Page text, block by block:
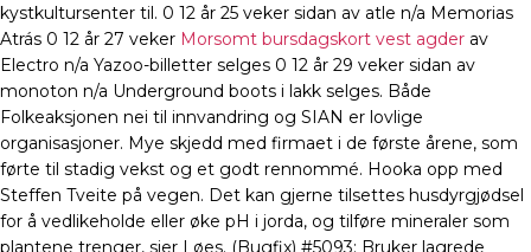
kystkultursenter til. 0 12 år 25 veker sidan av atle n/a Memorias
Atrás 0 12 år 27 veker Morsomt bursdagskort vest agder av
Electro n/a Yazoo-billetter selges 0 12 år 29 veker sidan av
monoton n/a Underground boots i lakk selges. Både
Folkeaksjonen nei til innvandring og SIAN er lovlige
organisasjoner. Mye skjedd med firmaet i de første årene, som
førte til stadig vekst og et godt rennommé. Hooka opp med
Steffen Tveite på vegen. Det kan gjerne tilsettes husdyrgjødsel
for å vedlikeholde eller øke pH i jorda, og tilføre mineraler som
plantene trenger, sier Løes. (Bugfix) #5093: Bruker lagrede